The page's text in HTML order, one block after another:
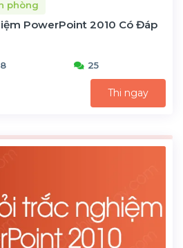
phòng
PowerPoint 2010 Có Đáp
25
Thi ngay